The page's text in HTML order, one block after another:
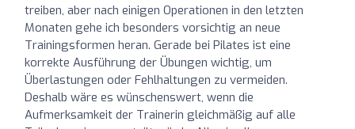
treiben, aber nach einigen Operationen in den letzten
Monaten gehe ich besonders vorsichtig an neue
Trainingsformen heran. Gerade bei Pilates ist eine
korrekte Ausführung der Übungen wichtig, um
Überlastungen oder Fehlhaltungen zu vermeiden.
Deshalb wäre es wünschenswert, wenn die
Aufmerksamkeit der Trainerin gleichmäßig auf alle